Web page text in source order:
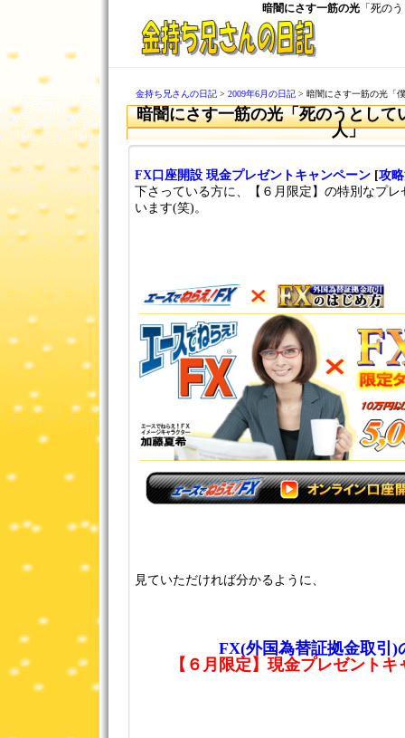
暗闇にさす一筋の光 「死の
金持ち兄さんの日記 > 2009年6月の日記 > 暗闇にさす一筋の光「
暗闇にさす一筋の光「死のうとして
人」
FX口座開設 現金プレゼントキャンペーン[攻
下さっている方に、【６月限定】の特別なプ
います(笑)。
見ていただければ分かるように、
FX(外国為替証拠金取引)
【６月限定】現金プレゼント